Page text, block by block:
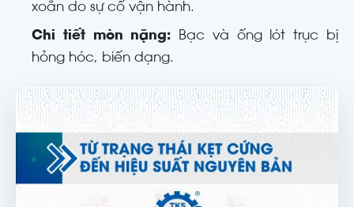
xoắn do sự cố vận hành.
Chi tiết mòn nặng: Bạc và ống lót trục bị
hỏng hóc, biến dạng.